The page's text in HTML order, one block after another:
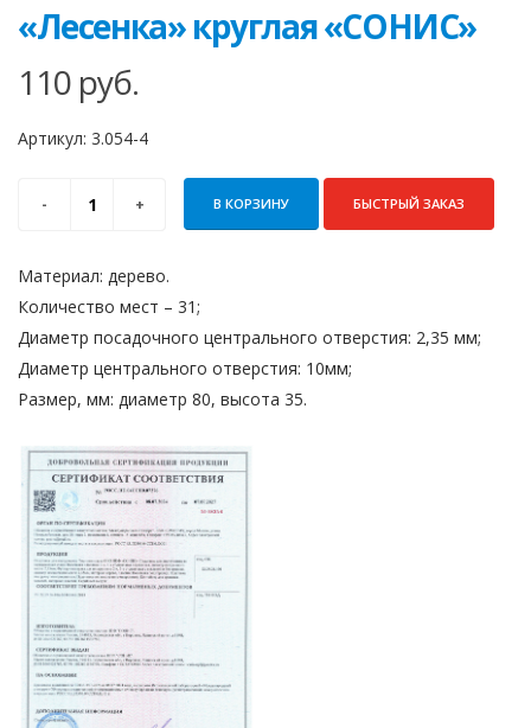
«Лесенка» круглая «СОНИС»
110 руб.
Артикул: 3.054-4
В КОРЗИНУ БЫСТРЫЙ ЗАКАЗ
Материал: дерево.
Количество мест – 31;
Диаметр посадочного центрального отверстия: 2,35 мм;
Диаметр центрального отверстия: 10мм;
Размер, мм: диаметр 80, высота 35.